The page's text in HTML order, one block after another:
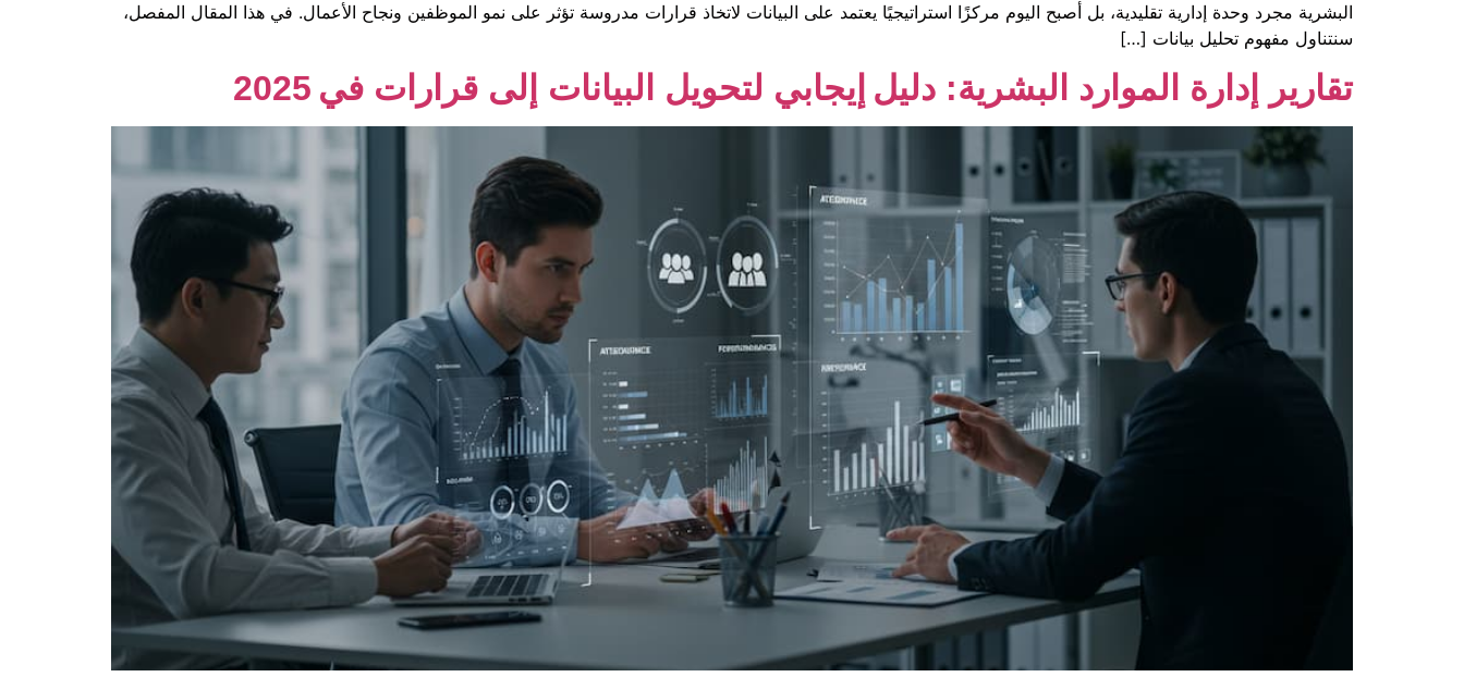
البشرية مجرد وحدة إدارية تقليدية، بل أصبح اليوم مركزًا استراتيجيًا يعتمد على البيانات لاتخاذ قرارات مدروسة تؤثر على نمو الموظفين ونجاح الأعمال. في هذا المقال المفصل،
سنتناول مفهوم تحليل بيانات […]
تقارير إدارة الموارد البشرية: دليل إيجابي لتحويل البيانات إلى قرارات في 2025